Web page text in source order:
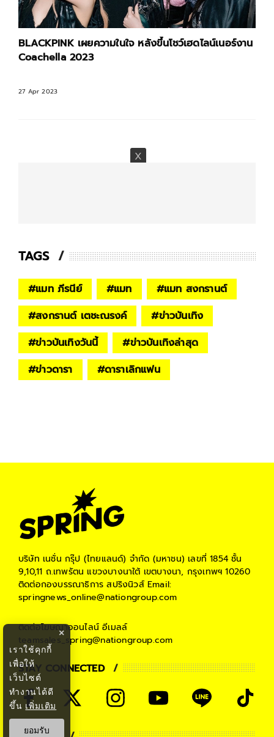
เข้ม หัสวีร์ คว้าแบรนด์แอมบาสเดอร์ไทยคนแรก ของ
แบรนด์ชั้นนำประเทศฝรั่งเศส
27 Apr 2023
TAGS
#แมท ภีรนีย์ #แมท #แมท สงกรานต์
#สงกรานต์ เตชะณรงค์ #ข่าวบันเทิง
#ข่าวบันเทิงวันนี้ #ข่าวบันเทิงล่าสุด
#ข่าวดารา #ดาราเลิกแฟน
บริษัท เนชั่น กรุ๊ป (ไทยแลนด์) จำกัด (มหาชน) เลขที่ 1854 ชั้น
9,10,11 ถ.เทพรัตน แขวงบางนาใต้ เขตบางนา, กรุงเทพฯ 10260
ติดต่อกองบรรณาธิการ สปริงนิวส์Email:
springnews_online@nationgroup.com
ติดต่อโฆษณาออนไลน์ อีเมลล์
teamsales_spring@nationgroup.com
STAY CONNECTED
×
เราใช้คุกกี้
เพื่อให้
เว็บไซต์
ทำงานได้ดี
ขึ้น เพิ่มเติม
ยอมรับ